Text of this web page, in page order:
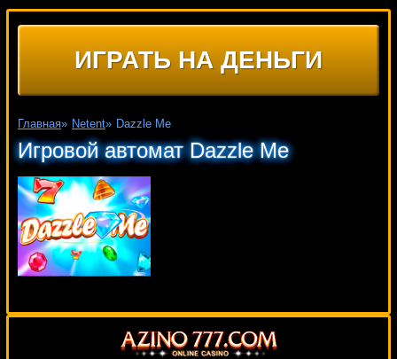
ИГРАТЬ НА ДЕНЬГИ
Главная» Netent» Dazzle Me
Игровой автомат Dazzle Me